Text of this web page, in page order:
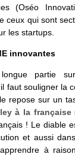
(Oséo
ceux qui sont
les startups.
innovantes
partie sur
faut souligner la
repose sur un
à la française
! Le diable
et aussi
à